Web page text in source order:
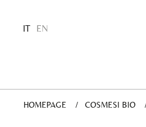
IT EN
HOMEPAGE COSMESI BIO